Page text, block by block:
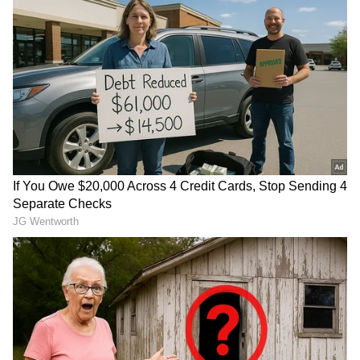
ಮಂಜುಗೆ ಗೊತ್ತಿಲ್ಲದಂತೆ ಯುವತಿಯು ತನ್ನ ಹಳೇ ಲವ್ವರ್
ಅರ್ಫಾನ್‌ನನ್ನು ಮತ್ತೆ ಭೇಟಿಯಾಗಲು ಶುರು ಮಾಡಿದ್ದಳು. ಮೇ
22ರ ಮುಂಜಾನೆ ಯುವತಿ ಹಾಗೂ ಅರ್ಫಾನ್ ಇಬ್ಬರೂ
ಶಾಂತಿನಗರದ ಬಳಿ ಕಾರಿನಲ್ಲಿ ಒಟ್ಟಿಗೆ ಸುತ್ತಾಡುತ್ತಿದ್ದರು.
DOWNLOAD APP
RECOMMENDED STORIES